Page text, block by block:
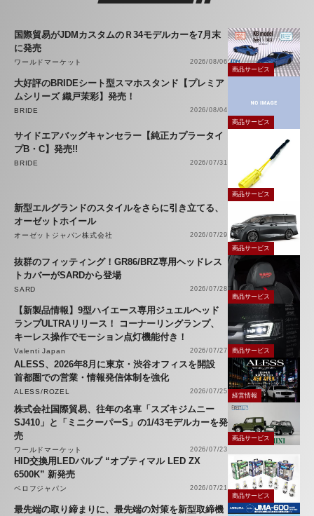
国際貿易がJDMカスタムのＲ34モデルカーを7月末
に発売
ワールドマーケット
2026/08/06
商品サービス
大好評のBRIDEシート型スマホスタンド【プレミア
ムシリーズ 織戸茉彩】発売！
BRIDE
2026/08/04
商品サービス
サイドエアバッグキャンセラー【純正カプラータイ
プB・C】発売!!
BRIDE 2026/07/31
商品サービス
新型エルグランドのスタイルをさらに引き立てる、
オーゼットホイール
オーゼットジャパン株式会社
2026/07/29
商品サービス
抜群のフィッティング！GR86/BRZ専用ヘッドレス
トカバーがSARDから登場
SARD
2026/07/28
商品サービス
【新製品情報】9型ハイエース専用ジュエルヘッド
ランプULTRAリリース！ コーナーリングランプ、
キーレス操作でモーション点灯機能付き！
Valenti Japan 2026/07/27 商品サービス
ALESS、2026年8月に東京・渋谷オフィスを開設
首都圏での営業・情報発信体制を強化
ALESS/ROZEL 2026/07/25
経営情報
株式会社国際貿易、往年の名車「スズキジムニー
SJ410」と「ミニクーパーS」の1/43モデルカーを発
売
ワールドマーケット 2026/07/23
商品サービス
HID交換用LEDバルブ “オプティマル LED ZX
6500K” 新発売
ベロフジャパン
2026/07/21
商品サービス
最先端の取り締まりに、最先端の対策を新型取締機